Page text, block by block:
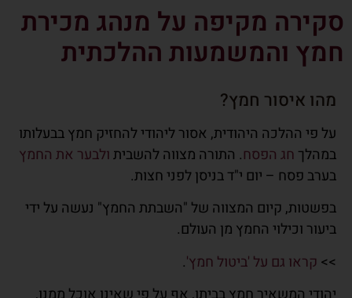
סקירה מקיפה על מנהג מכירת
חמץ והמשמעות ההלכתית
מהו איסור חמץ?
על פי ההלכה היהודית, אסור ליהודי להחזיק חמץ בבעלותו
במהלך חג הפסח. התורה מצווה להשביתולבער את החמץ
בערב פסח – יום י"ד בניסן לפני חצות.
בפשטות, קיום המצווה של "השבתת החמץ" נעשה על ידי
ביעור וכילוי החמץ מן העולם.
>> קראו גם על 'ביטול חמץ'.